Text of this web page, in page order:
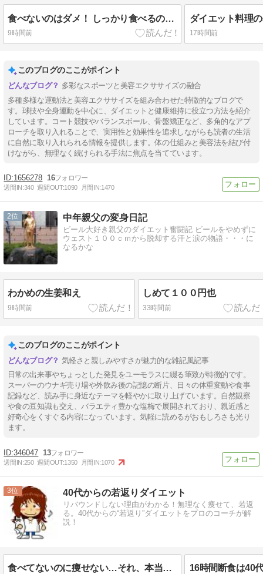
食べないのはダメ！ しっかり食べるのはダイエットの基本！
9時間前
ダイエット料理
17時間前
このブログのここがポイント
多彩なスポーツと美容エクササイズの融合
多種多様な運動法と美容エクササイズを組み合わせた特徴的なブログで
す。球技や全身運動を中心に、ダイエットと健康維持に役立つ方法を紹介
しています。コート競技やバランスボール、骨盤矯正など、多角的なアプ
ローチを取り入れることで、実用性と効果性を追求しながらも読者の生活
に自然に取り入れられる情報を提供します。体の仕組みと美容法を結び付
けながら、無理なく続けられる手法に焦点を当てています。
1656278 16
週間IN:340 週間OUT:1090 月間IN:1470
2 中年親父の変身日記
ビール大好き親父のダイエット奮闘記 ビールをやめずに
ウェスト１００ｃｍから脱却する汗と涙の物語・・・に
なるかな
わかめの生姜和え
9時間前
しめて１００円也
33時間前
このブログのここがポイント
気軽さと親しみやすさが魅力的な雑記風記事
日常の出来事やちょっとした発見をユーモラスに綴る筆致が特徴的です。
スーパーのウナギ売り場や外飲み後の記憶の断片、日々の体重変動や食事
記録など、読み手に身近なテーマを軽やかに取り上げています。自然観察
や食の豆知識も交え、バラエティ豊かな塩梅で展開されており、親近感と
好奇心をくすぐる内容になっています。気軽に読めるがおもしろさも光り
ます。
346047 13
週間IN:250 週間OUT:1350 月間IN:1070
3 40代からの若返りダイエット
リバウンドしない理由がわかる！無理なく痩せて、若返
る。40代からの“若返り”ダイエットをプロのコーチが解
説！
食べてないのに痩せない…それ、本当に停滞期？